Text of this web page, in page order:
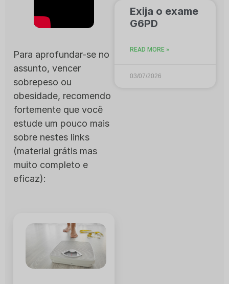
Para aprofundar-se no
assunto, vencer
sobrepeso ou
obesidade, recomendo
fortemente que você
estude um pouco mais
sobre nestes links
(material grátis mas
muito completo e
eficaz):
Exija o exame
G6PD
READ MORE »
03/07/2026